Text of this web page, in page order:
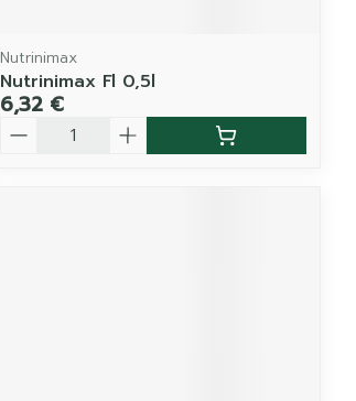
Nutrinimax
Nutrinimax Fl 0,5l
6,32 €
Quantité